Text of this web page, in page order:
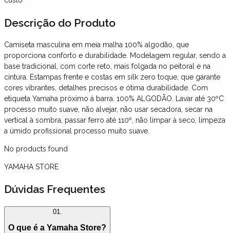
Descrição do Produto
Camiseta masculina em meia malha 100% algodão, que
proporciona conforto e durabilidade. Modelagem regular, sendo a
base tradicional, com corte reto, mais folgada no peitoral e na
cintura. Estampas frente e costas em silk zero toque, que garante
cores vibrantes, detalhes precisos e ótima durabilidade. Com
etiqueta Yamaha próximo à barra. 100% ALGODÃO. Lavar até 30ºC
processo muito suave, não alvejar, não usar secadora, secar na
vertical à sombra, passar ferro até 110º, não limpar à seco, limpeza
a úmido profissional processo muito suave.
No products found
YAMAHA STORE
Dúvidas Frequentes
01.
O que é a Yamaha Store?